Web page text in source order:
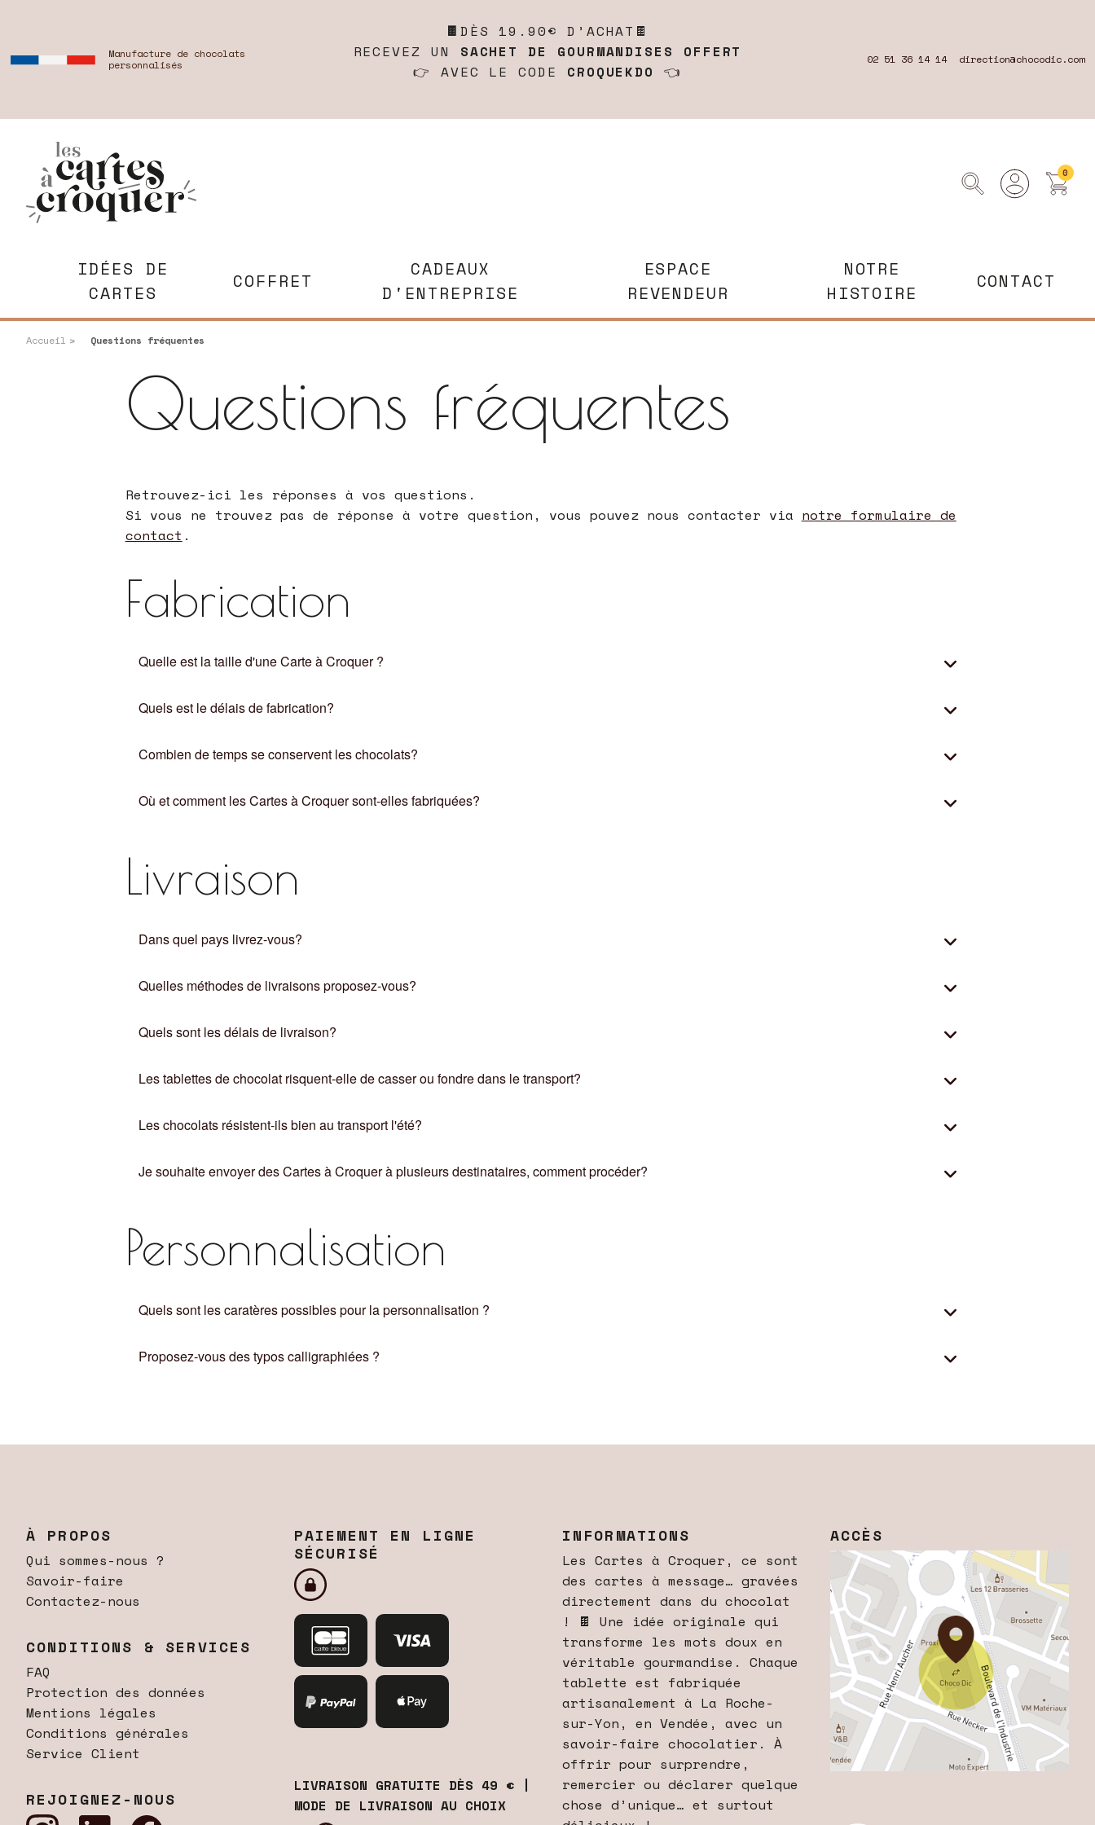
Manufacture de chocolats
personnalisés
🍫 DÈS 19.90€ D’ACHAT🍫
RECEVEZ UN SACHET DE GOURMANDISES OFFERT
👉 AVEC LE CODE CROQUEKDO👈
02 51 36 14 14 direction@chocodic.com
0
IDÉES DE
CARTES
COFFRET
CADEAUX
D'ENTREPRISE
ESPACE
REVENDEUR
NOTRE
HISTOIRE
CONTACT
Accueil Questions fréquentes
Questions fréquentes
Retrouvez-ici les réponses à vos questions.
Si vous ne trouvez pas de réponse à votre question, vous pouvez nous contacter via notre formulaire de
contact .
Fabrication
Quelle est la taille d'une Carte à Croquer ?
Quels est le délais de fabrication?
Combien de temps se conservent les chocolats?
Où et comment les Cartes à Croquer sont-elles fabriquées?
Livraison
Dans quel pays livrez-vous?
Quelles méthodes de livraisons proposez-vous?
Quels sont les délais de livraison?
Les tablettes de chocolat risquent-elle de casser ou fondre dans le transport?
Les chocolats résistent-ils bien au transport l'été?
Je souhaite envoyer des Cartes à Croquer à plusieurs destinataires, comment procéder?
Personnalisation
Quels sont les caratères possibles pour la personnalisation ?
Proposez-vous des typos calligraphiées ?
À PROPOS
Qui sommes-nous ?
Savoir-faire
Contactez-nous
CONDITIONS & SERVICES
FAQ
Protection des données
Mentions légales
Conditions générales
Service Client
REJOIGNEZ-NOUS
PAIEMENT EN LIGNE
SÉCURISÉ
LIVRAISON GRATUITE DÈS 49 € |
MODE DE LIVRAISON AU CHOIX
INFORMATIONS
Les Cartes à Croquer, ce sont
des cartes à message… gravées
directement dans du chocolat
! 🍫 Une idée originale qui
transforme les mots doux en
véritable gourmandise. Chaque
tablette est fabriquée
artisanalement à La Roche-
sur-Yon, en Vendée, avec un
savoir-faire chocolatier. À
offrir pour surprendre,
remercier ou déclarer quelque
chose d’unique… et surtout
ACCÈS